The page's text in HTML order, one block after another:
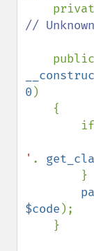
// Unknown
0 )
' .
$code );